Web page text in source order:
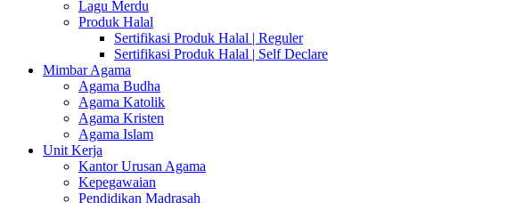
Lagu Merdu
Produk Halal
Sertifikasi Produk Halal | Reguler
Sertifikasi Produk Halal | Self Declare
Mimbar Agama
Agama Budha
Agama Katolik
Agama Kristen
Agama Islam
Unit Kerja
Kantor Urusan Agama
Kepegawaian
Pendidikan Madrasah